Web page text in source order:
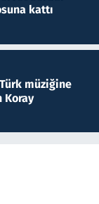
kattı
müziğine
Koray